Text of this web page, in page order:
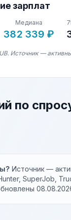
зарплат
Медиана
382 339 ₽
Источник —
по
Источник —
SuperJob,